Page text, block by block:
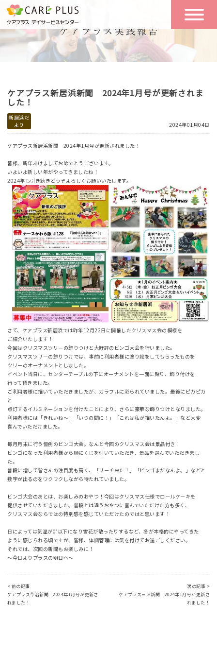
こんな方に
おすすめ
一日の流れ
一日体験
空き状況
リクルート
お問い合わせ
体験希望
ケアプラス新居浜新聞 2024年1月号が更新されま
した！
新居浜だ
より
2024年01月04日
ケアプラス新居浜新聞 2024年1月号が更新されました！
皆様、新年あけましておめでとうございます。
いよいよ新しい年がやってきましたね！
2024年も引き続きどうぞよろしくお願いいたします。
さて、ケアプラス新居浜では昨年12月22日に開催したクリスマス会の模様を
ご紹介いたします！
今回はクリスマスツリーの飾りつけと大好評のビンゴ大会を行いました。
クリスマスツリーの飾りつけでは、事前に利用者様に塗り絵をしてもらったものを
ツリーのオーナメントとしました。
イベント当日に、センターテーブルの下にオーナメントを一面に貼り、飾り付けを
行って頂きました。
ご利用者様に描いていただきましたが、カラフルに彩られていました。最後にピカピカ
と
点灯するイルミネーションを付けたことにより、さらに豪華な飾りつけとなりました。
利用者様には「きれいね～」「いつの間に！」「これは私が描いたんよ。」など大変
喜んでいただけました。
毎月月末に行う恒例のビンゴ大会。なんと今回のクリスマス会は景品付き！
ビンゴになった利用者様から順にくじを引いていただき、景品を選んでいただきまし
た。
普段に増して皆さんの注目度も高く、「リーチ来た！」「ビンゴまだなんよ。」などと
数字が出るのをワクワクしながら待たれていました。
ビンゴ大会のあとは、お楽しみのおやつ！今回はクリスマス仕様でロールケーキを
提供させていただきました。普段とは違うおやつに喜んでいただけた方も多く、
クリスマス会ならではの特別感を感じていただけたのではと思います！
日によっては気温が0°以下になり雪花が散ったりするなど、冬が本格的にやってきた
ように感じられる頃ですが、皆様、体調管理には気を付けてお過ごしください。
それでは、次回の新聞もお楽しみに！
～今日よりプラスの明日へ～
< 前の記事
ケアプラス今治新聞 2024年1月号が更新さ
れました！
次の記事 >
ケアプラス三津新聞 2024年1月号が更新さ
れました！